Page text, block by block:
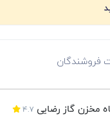
فروشندگان
مخزن گاز رضایی 4.7